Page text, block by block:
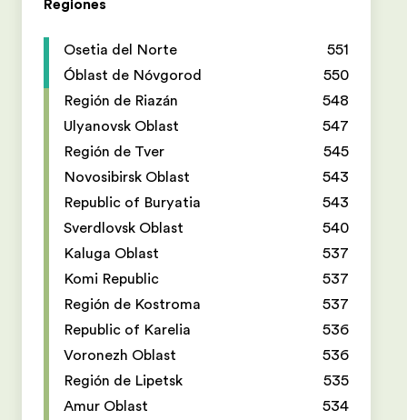
Regiones
Osetia del Norte
551
Óblast de Nóvgorod
550
Región de Riazán
548
Ulyanovsk Oblast
547
Región de Tver
545
Novosibirsk Oblast
543
Republic of Buryatia
543
Sverdlovsk Oblast
540
Kaluga Oblast
537
Komi Republic
537
Región de Kostroma
537
Republic of Karelia
536
Voronezh Oblast
536
Región de Lipetsk
535
Amur Oblast
534